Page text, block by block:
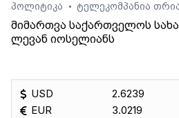
პოლიტიკა
• ტელეკომპანია
მიმართვა საქართველოს
ლევან იოსელიანს
USD
EUR
2.6239
3.0219